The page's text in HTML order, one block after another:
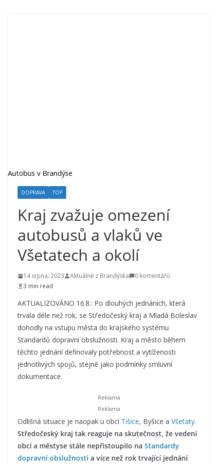
Autobus v Brandýse
DOPRAVA TOP
Kraj zvažuje omezení
autobusů a vlaků ve
Všetatech a okolí
14 srpna, 2023 Aktuálně z Brandýska
0 komentářů
3 min read
AKTUALIZOVÁNO 16.8.: Po dlouhých jednáních, která
trvala déle než rok, se Středočeský kraj a Mladá Boleslav
dohodly na vstupu města do krajského systému
Standardů dopravní obslužnosti. Kraj a město během
těchto jednání definovaly potřebnost a vytíženosti
jednotlivých spojů, stejně jako podmínky smluvní
dokumentace.
Odlišná situace je naopak u obcí Tišice, Byšice a Všetaty.
Středočeský kraj tak reaguje na skutečnost, že vedení
obcí a městyse stále nepřistoupilo na Standardy
dopravní obslužnosti a více než rok trvající jednání